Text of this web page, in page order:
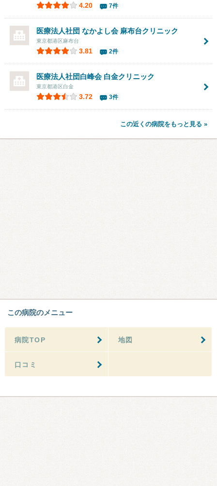
4.20 7件
医療法人社団 なかよし会 麻布台クリニック
東京都港区麻布台
3.81 2件
医療法人社団白峰会 白金クリニック
東京都港区白金
3.72 3件
この近くの病院をもっと見る »
この病院のメニュー
病院TOP 地図
口コミ